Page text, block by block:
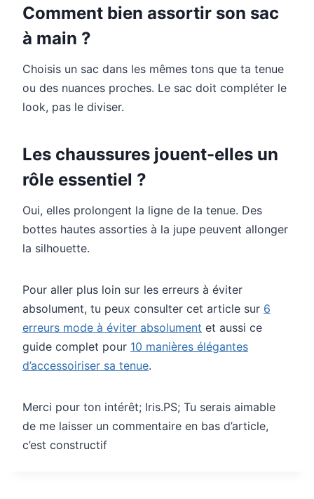
Comment bien assortir son sac
à main ?
Choisis un sac dans les mêmes tons que ta tenue
ou des nuances proches. Le sac doit compléter le
look, pas le diviser.
Les chaussures jouent-elles un
rôle essentiel ?
Oui, elles prolongent la ligne de la tenue. Des
bottes hautes assorties à la jupe peuvent allonger
la silhouette.
Pour aller plus loin sur les erreurs à éviter
absolument, tu peux consulter cet article sur 6
erreurs mode à éviter absolument et aussi ce
guide complet pour 10 manières élégantes
d’accessoiriser sa tenue.
Merci pour ton intérêt; Iris.PS; Tu serais aimable
de me laisser un commentaire en bas d’article,
c’est constructif